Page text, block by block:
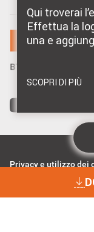
Qui troverai
Effettua la
una e
SCOPRI DI PIÙ
Privacy e utilizzo dei
Data Privacy e